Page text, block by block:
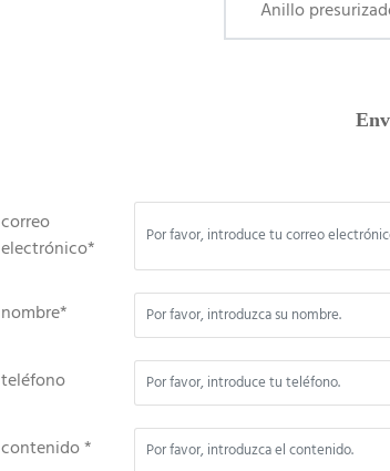
Anillo
correo
electrónico*
nombre*
teléfono
contenido *